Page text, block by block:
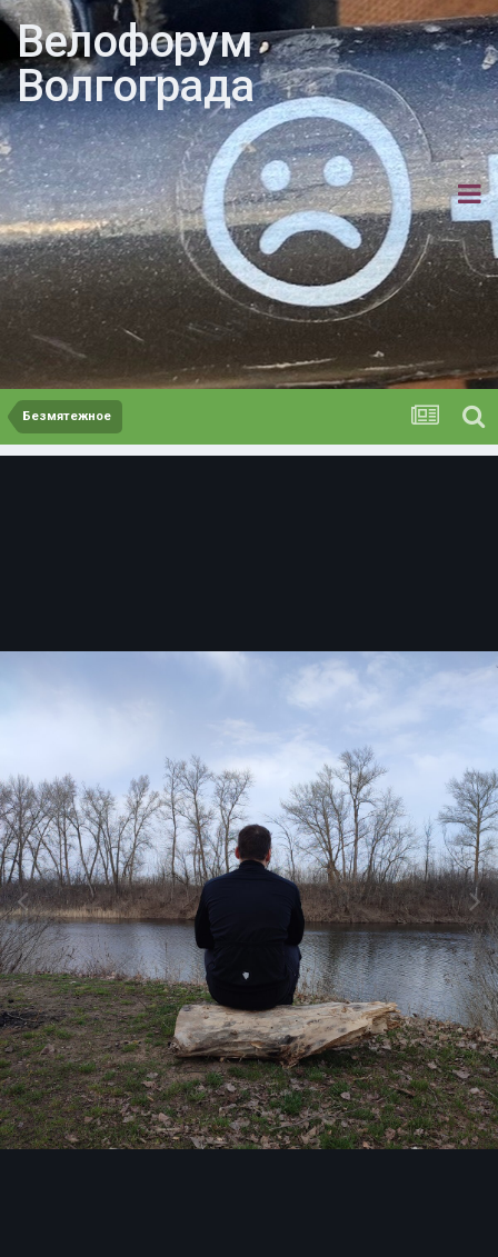
Велофорум
Волгограда
Безмятежное